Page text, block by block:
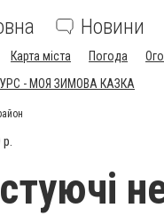
Новини
Карта міста Погода
- МОЯ ЗИМОВА КАЗКА